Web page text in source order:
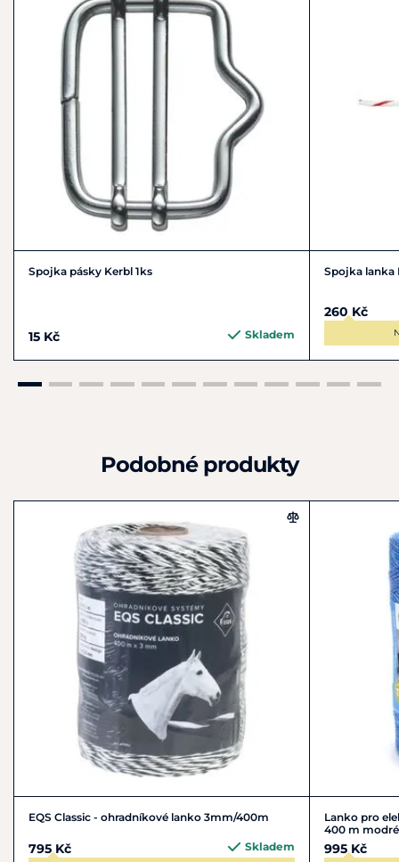
Spojka pásky Kerbl 1ks
15 Kč Skladem
Spojka lanka
260 Kč
Podobné produkty
EQS Classic - ohradníkové lanko 3mm/400m
795 Kč Skladem
Lanko pro
400 m modré
995 Kč